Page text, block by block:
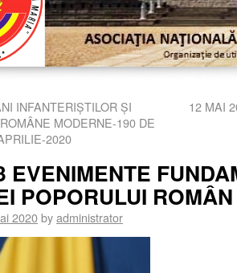
INFANTERIȘTILOR ȘI
MODERNE-190 DE
2020
12 MAI
EVENIMENTE
POPORULUI ROMÂN
2020byadministrator